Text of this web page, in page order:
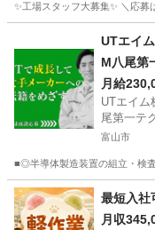
✨工場スタッフ大募集✨ ＼応
UTエイ
M八尾第
配線・配
月給
UTエイム
尾第一テ
富山市
■◎半導体製造装置の組立・検
富山 富山市 工場
最短入社
月収